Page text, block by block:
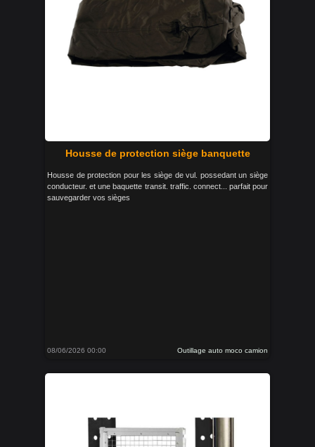
Housse de protection siège banquette
Housse de protection pour les siège de vul. possedant un siège
conducteur. et une baquette transit. traffic. connect... parfait pour
sauvegarder vos sièges
08/06/2026 00:00 Outillage auto moco camion